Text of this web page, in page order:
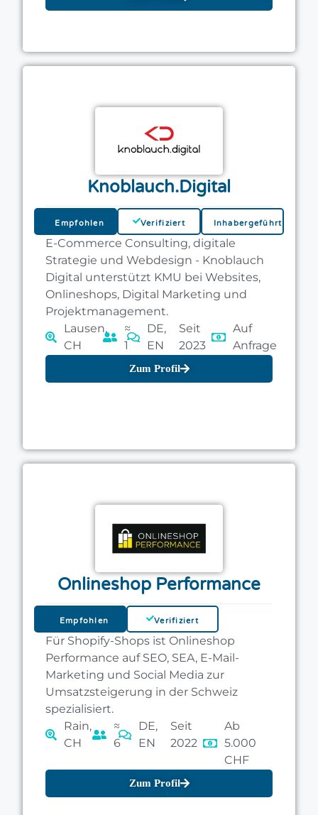
Knoblauch.Digital
Empfohlen Verifiziert Inhabergeführt
E-Commerce Consulting, digitale
Strategie und Webdesign - Knoblauch
Digital unterstützt KMU bei Websites,
Onlineshops, Digital Marketing und
Projektmanagement.
Lausen,
CH
≈
1
DE,
EN
Seit
2023
Auf
Anfrage
Zum Profil
Onlineshop Performance
Empfohlen Verifiziert
Für Shopify-Shops ist Onlineshop
Performance auf SEO, SEA, E-Mail-
Marketing und Social Media zur
Umsatzsteigerung in der Schweiz
spezialisiert.
Rain,
CH
≈
6
DE,
EN
Seit
2022
Ab
5.000
CHF
Zum Profil